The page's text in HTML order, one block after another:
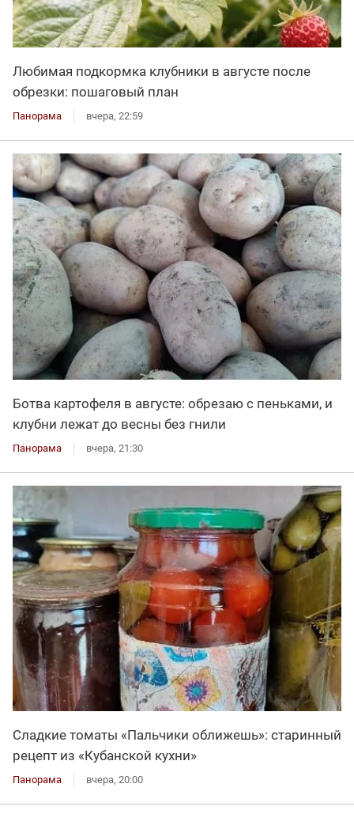
Любимая подкормка клубники в августе после
обрезки: пошаговый план
Панорама вчера, 22:59
Ботва картофеля в августе: обрезаю с пеньками, и
клубни лежат до весны без гнили
Панорама вчера, 21:30
Сладкие томаты «Пальчики оближешь»: старинный
рецепт из «Кубанской кухни»
Панорама вчера, 20:00